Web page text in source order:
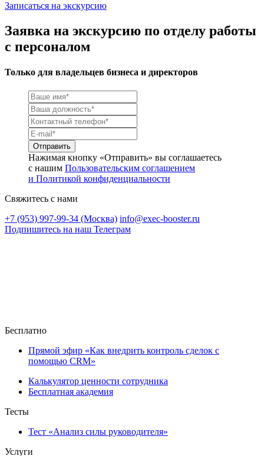
Записаться на экскурсию
Заявка на экскурсию по отделу работы
с персоналом
Только для владельцев бизнеса и директоров
Нажимая кнопку «Отправить» вы соглашаетесь
с нашим Пользовательским соглашением
и Политикой конфиденциальности
Свяжитесь с нами
+7 (953) 997-99-34 (Москва) info@exec-booster.ru
Подпишитесь на наш Телеграм
Бесплатно
Прямой эфир «Как внедрить контроль сделок с
помощью CRM»
Калькулятор ценности сотрудника
Бесплатная академия
Тесты
Тест «Анализ силы руководителя»
Услуги